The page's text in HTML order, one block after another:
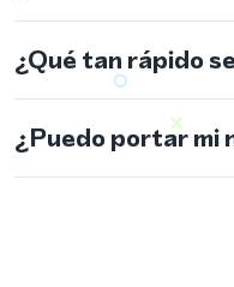
¿Qué tan rápido
¿Puedo portar mi